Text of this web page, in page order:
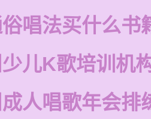
唱法买什么书
儿K歌培训机
人唱歌年会排